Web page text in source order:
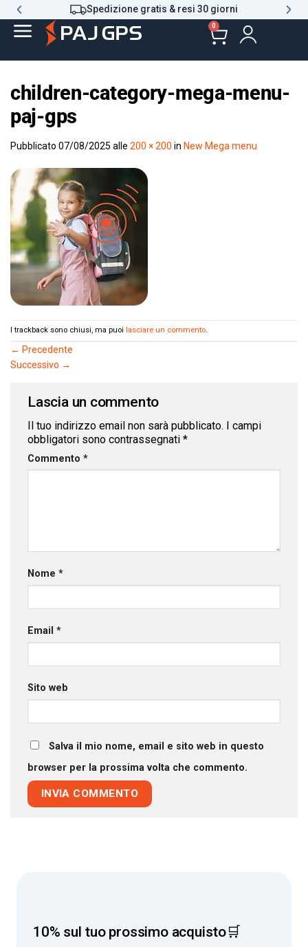
Spedizione gratis & resi 30 giorni
0
children-category-mega-menu-
paj-gps
Pubblicato 07/08/2025 alle 200 × 200 in New Mega menu
I trackback sono chiusi, ma puoi lasciare un commento.
← Precedente
Successivo →
Lascia un commento
Il tuo indirizzo email non sarà pubblicato. I campi
obbligatori sono contrassegnati *
Commento *
Nome *
Email *
Sito web
Salva il mio nome, email e sito web in questo
browser per la prossima volta che commento.
10% sul tuo prossimo acquisto🛒